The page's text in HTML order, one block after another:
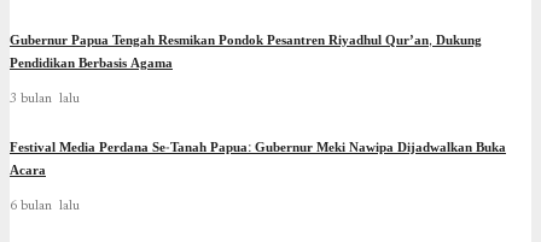
Gubernur Papua Tengah Resmikan Pondok Pesantren Riyadhul Qur’an, Dukung
Pendidikan Berbasis Agama
3 bulan lalu
Festival Media Perdana Se-Tanah Papua: Gubernur Meki Nawipa Dijadwalkan Buka
Acara
6 bulan lalu